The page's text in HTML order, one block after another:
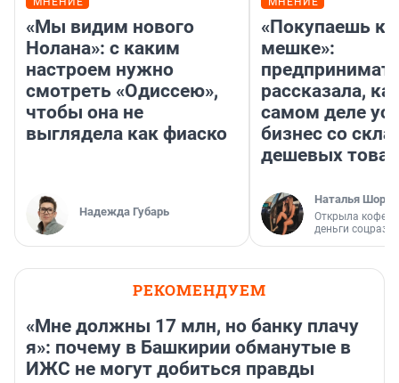
«Мы видим нового
Нолана»: с каким
настроем нужно
смотреть «Одиссею»,
чтобы она не
выглядела как фиаско
Надежда Губарь
«Покупаешь
мешке»:
рассказала,
самом деле
бизнес со
дешевых
Наталья
Открыла
деньги
РЕКОМЕНДУЕМ
«Мне должны 17 млн, но банку плачу
я»: почему в Башкирии обманутые в
ИЖС не могут добиться правды